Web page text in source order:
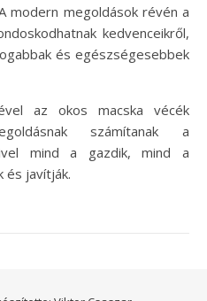
modern megoldások révén a
kedvenceikről,
és egészségesebbek
az okos macska vécék
számítanak a
mind a gazdik, mind a
és javítják.